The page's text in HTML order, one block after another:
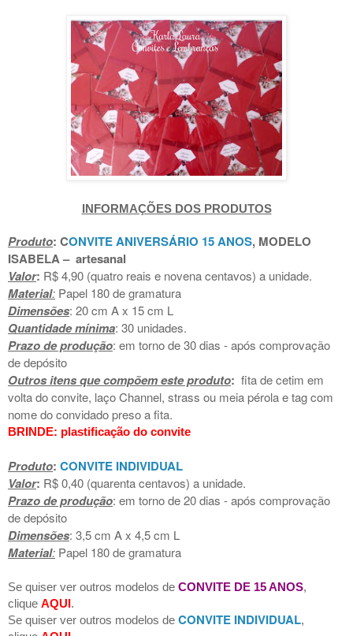
INFORMAÇÕES DOS PRODUTOS
Produto: CONVITE ANIVERSÁRIO 15 ANOS, MODELO
ISABELA– artesanal
Valor: R$ 4,90 (quatro reais e novena centavos) a unidade.
Material: Papel 180 de gramatura
Dimensões: 20 cm A x 15 cm L
Quantidade mínima: 30 unidades.
Prazo de produção: em torno de 30 dias - após comprovação
de depósito
Outros itens que compõem este produto: fita de cetim em
volta do convite, laço Channel, strass ou meia pérola e tag com
nome do convidado preso a fita.
BRINDE: plastificação do convite
Produto: CONVITE INDIVIDUAL
Valor: R$ 0,40 (quarenta centavos) a unidade.
Prazo de produção: em torno de 20 dias - após comprovação
de depósito
Dimensões: 3,5 cm A x 4,5 cm L
Material: Papel 180 de gramatura
Se quiser ver outros modelos de CONVITE DE 15 ANOS,
clique AQUI.
Se quiser ver outros modelos de CONVITE INDIVIDUAL,